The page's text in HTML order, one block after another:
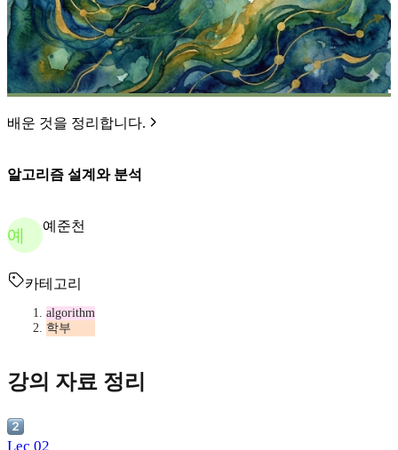
배운 것을 정리합니다.
알고리즘 설계와 분석
예 예준천
카테고리
algorithm
학부
강의 자료 정리
Lec 02